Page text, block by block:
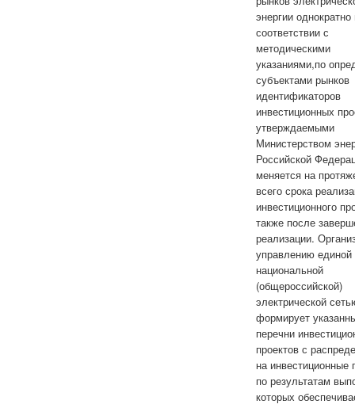
энергии однократно
соответствии с
методическими
указаниями,по
субъектами рынков
идентификаторов
инвестиционных
утверждаемыми
Министерством
Российской
меняется на
всего срока
инвестиционного
также после
реализации.
управлению единой
национальной
(общероссийской)
электрической
формирует
перечни
проектов с
на инвестиционные
по результатам
которых